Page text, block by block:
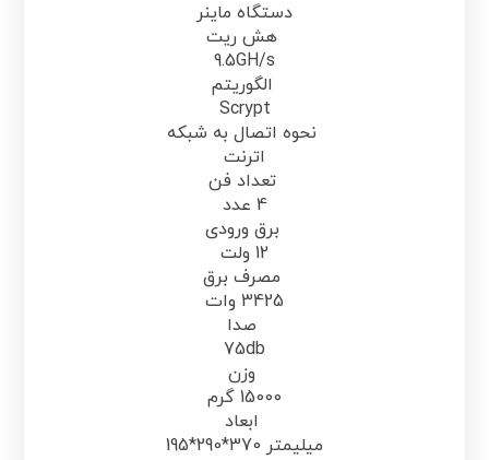
دستگاه ماینر
هش ریت
9.5GH/s
الگوریتم
Scrypt
نحوه اتصال به شبکه
اترنت
تعداد فن
4 عدد
برق ورودی
12 ولت
مصرف برق
3425 وات
صدا
75db
وزن
15000 گرم
ابعاد
195*290*370 میلیمتر